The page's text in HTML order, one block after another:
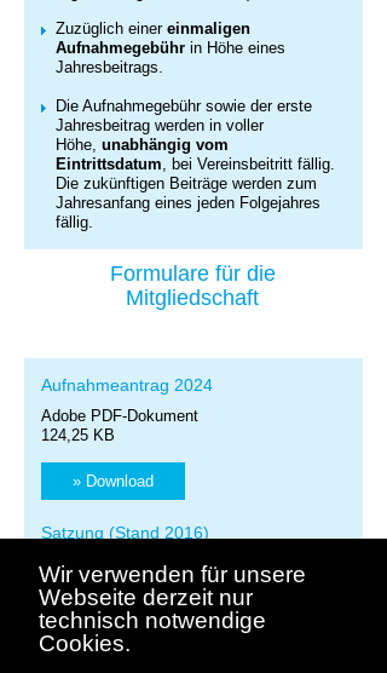
Wir verwenden für unsere
Webseite derzeit nur
technisch notwendige
Cookies.
Zuzüglich einer einmaligen
Aufnahmegebühr in Höhe eines
Jahresbeitrags.
Die Aufnahmegebühr sowie der erste
Jahresbeitrag werden in voller
Höhe, unabhängig vom
Eintrittsdatum, bei Vereinsbeitritt fällig.
Die zukünftigen Beiträge werden zum
Jahresanfang eines jeden Folgejahres
fällig.
Formulare für die
Mitgliedschaft
Aufnahmeantrag 2024
Adobe PDF-Dokument
124,25 KB
» Download
Satzung (Stand 2016)
Adobe PDF-Dokument
98,09 KB
» Download